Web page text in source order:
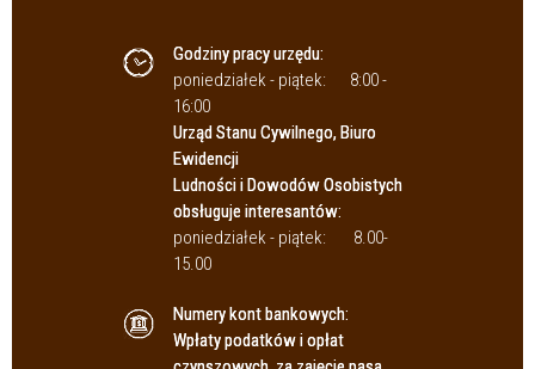
Godziny pracy urzędu:
poniedziałek - piątek:
8:00 -
16:00
Urząd Stanu Cywilnego, Biuro
Ewidencji
Ludności i Dowodów Osobistych
obsługuje interesantów:
poniedziałek - piątek:
8.00-
15.00
Numery kont bankowych:
Wpłaty podatków i opłat